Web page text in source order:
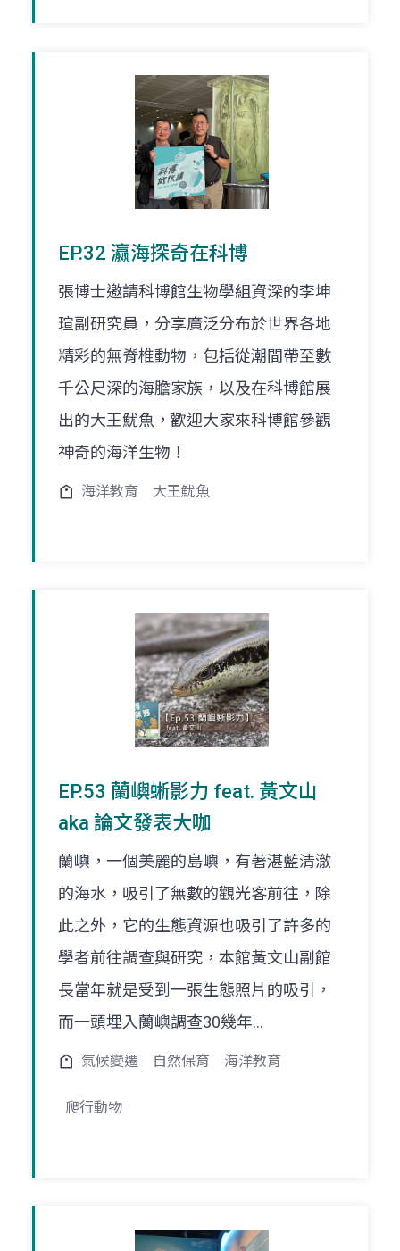
EP.32 瀛海探奇在科博
張博士邀請科博館生物學組資深的李坤
瑄副研究員，分享廣泛分布於世界各地
精彩的無脊椎動物，包括從潮間帶至數
千公尺深的海膽家族，以及在科博館展
出的大王魷魚，歡迎大家來科博館參觀
神奇的海洋生物！
海洋教育 大王魷魚
EP.53 蘭嶼蜥影力 feat. 黃文山
aka 論文發表大咖
蘭嶼，一個美麗的島嶼，有著湛藍清澈
的海水，吸引了無數的觀光客前往，除
此之外，它的生態資源也吸引了許多的
學者前往調查與研究，本館黃文山副館
長當年就是受到一張生態照片的吸引，
而一頭埋入蘭嶼調查30幾年...
氣候變遷 自然保育 海洋教育
爬行動物